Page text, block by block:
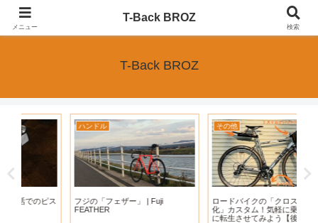
ピストバイクブログのT-BackBROZ｜主に初心者でも始めやすいピストバイク
T-Back BROZ
ハンドル
フジの「フェザー」 | Fuji
その他
ロードバイクの「クロスバイク
化」カスタム！気軽に乗れる一台
に転生させてみよう【後編｜カス
メニュー
T-Back BROZ
検索